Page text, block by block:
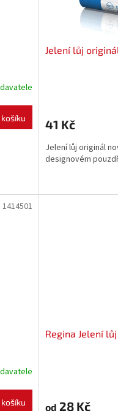
košíku
Jelení lůj
41 Kč
Jelení lůj originál
designovém
košíku
1414501
Regina Jelení lůj
od 28 Kč